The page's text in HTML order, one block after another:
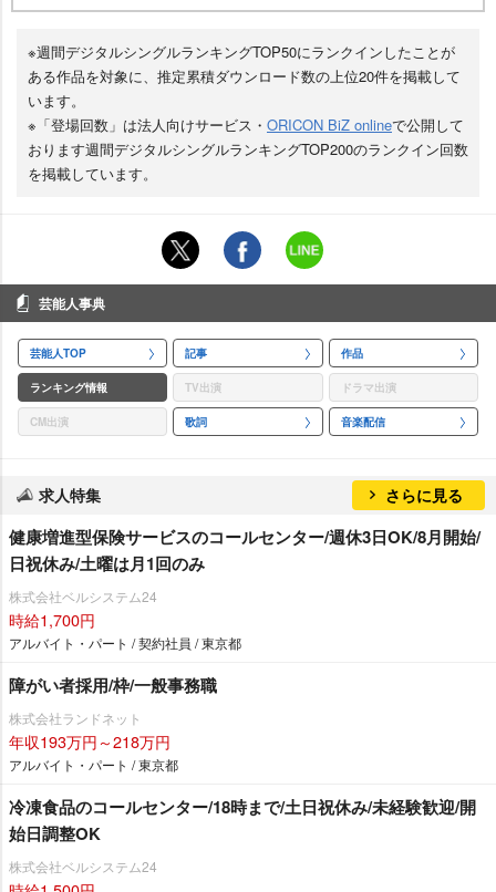
※週間デジタルシングルランキングTOP50にランクインしたことが
ある作品を対象に、推定累積ダウンロード数の上位20件を掲載して
います。
※「登場回数」は法人向けサービス・ ORICON BiZ onlineで公開して
おります週間デジタルシングルランキングTOP200のランクイン回数
を掲載しています。
芸能人事典
芸能人TOP 記事 作品
ランキング情報 TV出演 ドラマ出演
CM出演 歌詞 音楽配信
求人特集 さらに見る
健康増進型保険サービスのコールセンター/週休3日OK/8月開始/
日祝休み/土曜は月1回のみ
株式会社ベルシステム24
時給1,700円
アルバイト・パート / 契約社員 / 東京都
障がい者採用/枠/一般事務職
株式会社ランドネット
年収193万円～218万円
アルバイト・パート / 東京都
冷凍食品のコールセンター/18時まで/土日祝休み/未経験歓迎/開
始日調整OK
株式会社ベルシステム24